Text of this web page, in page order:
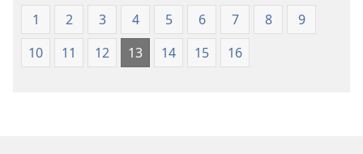
Lẹdogbedevomẹ
AihọnAihọn
1 2 3 4 5 6 7 8
9
10
11 12 13 14 15 16